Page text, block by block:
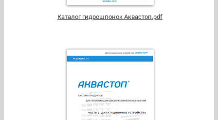
Каталог гидрошпонок Аквастоп.pdf